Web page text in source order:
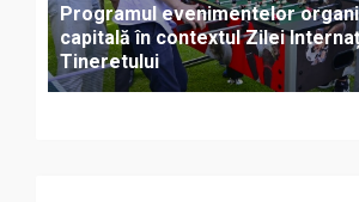
Programul evenimentelor
capitală în contextul Zilei
Tineretului